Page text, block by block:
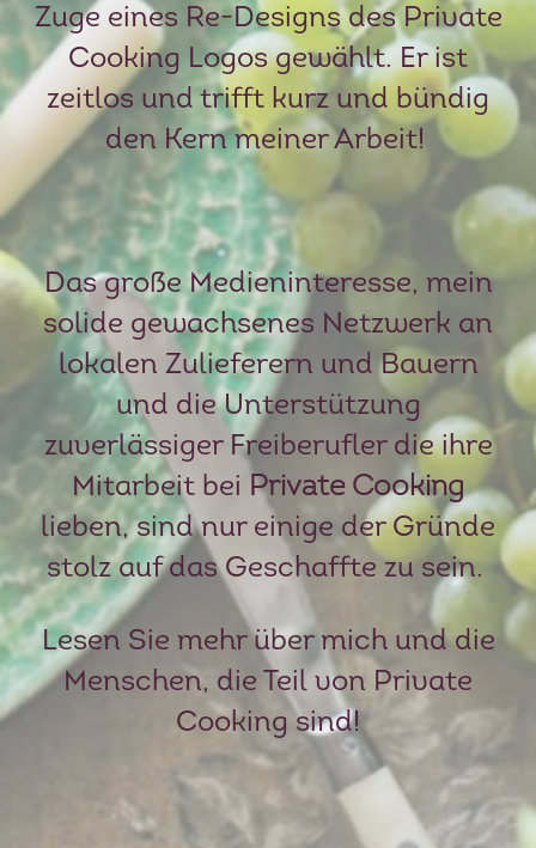
Zuge eines Re-Designs des Private
Cooking Logos gewählt. Er ist
zeitlos und trifft kurz und bündig
den Kern meiner Arbeit!
Das große Medieninteresse, mein
solide gewachsenes Netzwerk an
lokalen Zulieferern und Bauern
und die Unterstützung
zuverlässiger Freiberufler die ihre
Mitarbeit bei Private Cooking
lieben, sind nur einige der Gründe
stolz auf das Geschaffte zu sein.
Lesen Sie mehr über mich und die
Menschen, die Teil von Private
Cooking sind!